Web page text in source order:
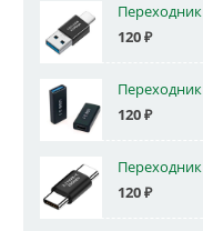
Переходник
120₽
120₽
Переходник
120₽